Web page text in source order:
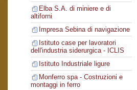
Elba S.A. di miniere e di
altiforni
Impresa Sebina di navigazione
Istituto case per lavoratori
dell'industria siderurgica - ICLIS
Istituto Industriale ligure
Monferro spa - Costruzioni e
montaggi in ferro